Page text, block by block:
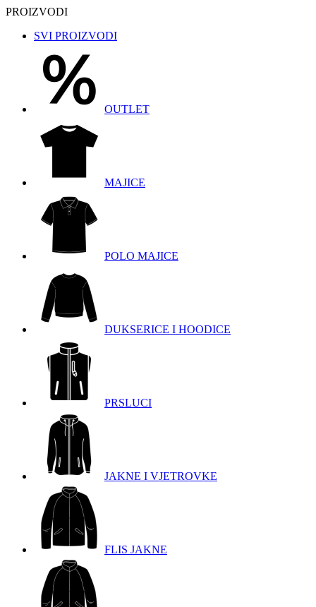
PROIZVODI
SVI PROIZVODI
OUTLET
MAJICE
POLO MAJICE
DUKSERICE I HOODICE
PRSLUCI
JAKNE I VJETROVKE
FLIS JAKNE